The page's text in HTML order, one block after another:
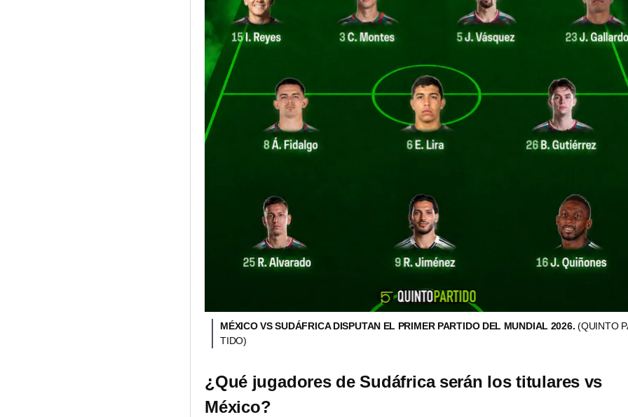
MÉXICO VS SUDÁFRICA DISPUTAN EL PRIMER PARTIDO DEL MUNDIAL 2026. (QUINTO
TIDO)
¿Qué jugadores de Sudáfrica serán los titulares vs
México?